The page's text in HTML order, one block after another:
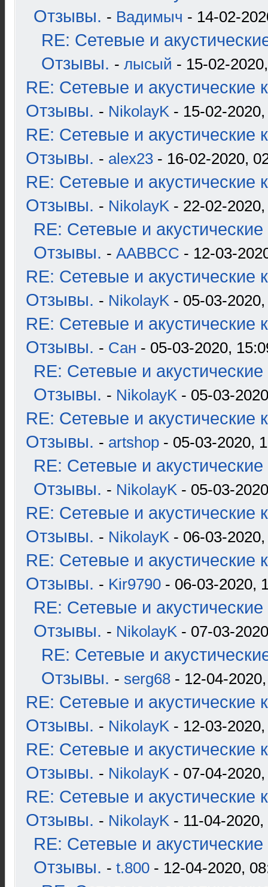
Отзывы. - Вадимыч - 14-02-
RE: Сетевые и
Отзывы. - лысый - 15-02-
RE: Сетевые и акустические
Отзывы. - NikolayK - 15-02-
RE: Сетевые и акустические
Отзывы. - alex23 - 16-02-2020,
RE: Сетевые и акустические
Отзывы. - NikolayK - 22-02-
RE: Сетевые и
Отзывы. - AABBCC - 12-03-
RE: Сетевые и акустические
Отзывы. - NikolayK - 05-03-
RE: Сетевые и акустические
Отзывы. - Сан - 05-03-2020,
RE: Сетевые и
Отзывы. - NikolayK - 05-03-
RE: Сетевые и акустические
Отзывы. - artshop - 05-03-2020,
RE: Сетевые и
Отзывы. - NikolayK - 05-03-
RE: Сетевые и акустические
Отзывы. - NikolayK - 06-03-
RE: Сетевые и акустические
Отзывы. - Kir9790 - 06-03-2020,
RE: Сетевые и
Отзывы. - NikolayK - 07-03-
RE: Сетевые и
Отзывы. - serg68 - 12-04-
RE: Сетевые и акустические
Отзывы. - NikolayK - 12-03-
RE: Сетевые и акустические
Отзывы. - NikolayK - 07-04-
RE: Сетевые и акустические
Отзывы. - NikolayK - 11-04-
RE: Сетевые и
Отзывы. - t.800 - 12-04-2020,